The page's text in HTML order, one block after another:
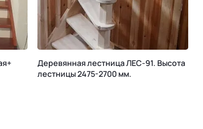
Деревянная лестница ЛЕС-91. Высота
лестницы 2475-2700 мм.